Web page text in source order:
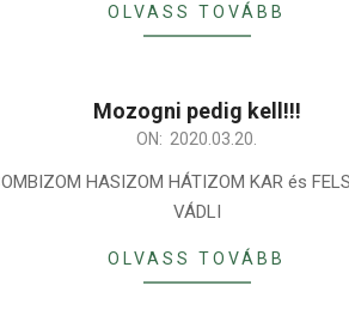
OLVASS TOVÁBB
Mozogni pedig kell!!!
ON: 2020.03.20.
HASIZOM HÁTIZOM KAR és
VÁDLI
OLVASS TOVÁBB